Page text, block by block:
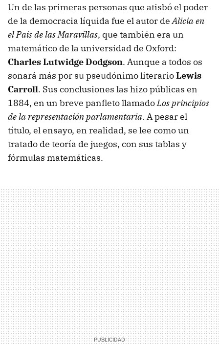
Un de las primeras personas que atisbó el poder
de la democracia líquida fue el autor deAlicia en
el País de las Maravillas, que también era un
matemático de la universidad de Oxford:
Charles Lutwidge Dodgson. Aunque a todos os
sonará más por su pseudónimo literarioLewis
Carroll. Sus conclusiones las hizo públicas en
1884, en un breve panfleto llamadoLos principios
de la representación parlamentaria. A pesar el
título, el ensayo, en realidad, se lee como un
tratado de teoría de juegos, con sus tablas y
fórmulas matemáticas.